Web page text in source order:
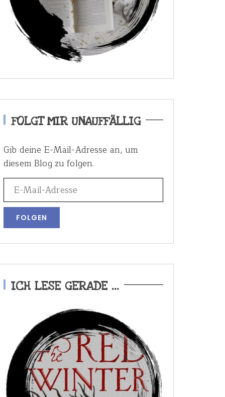
FOLGT MIR UNAUFFÄLLIG
Gib deine E-Mail-Adresse an, um
diesem Blog zu folgen.
ICH LESE GERADE …